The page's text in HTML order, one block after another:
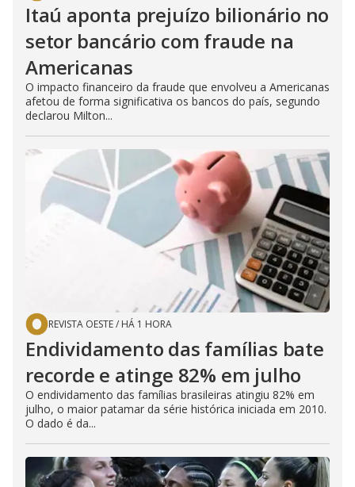
Itaú aponta prejuízo bilionário no
setor bancário com fraude na
Americanas
O impacto financeiro da fraude que envolveu a Americanas
afetou de forma significativa os bancos do país, segundo
declarou Milton...
REVISTA OESTE/ HÁ 1 HORA
Endividamento das famílias bate
recorde e atinge 82% em julho
O endividamento das famílias brasileiras atingiu 82% em
julho, o maior patamar da série histórica iniciada em 2010.
O dado é da...